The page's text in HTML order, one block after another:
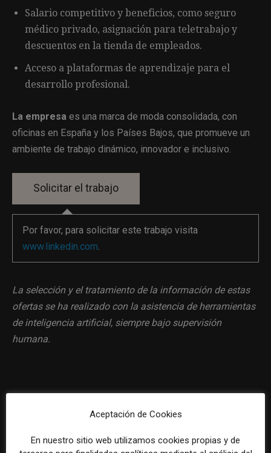
Salario competitivo y beneficios, como seguro
médico privado, asignación para teletrabajo y
descuentos en la tienda de empleados.
Acceso a plataformas de aprendizaje para el
desarrollo profesional.
La empresa es una marca de moda consolidada, con
oficinas en España y los Países Bajos, que promueve un
ambiente de trabajo dinámico, innovador e inclusivo.
Por favor, para solicitar este trabajo visita
www.linkedin.com.
La selección y el tratamiento de la información de estas
ofertas se ha realizado con la asistencia de herramientas
de inteligencia artificial, siempre bajo supervisión
humana.
Estratega de contenido para
Semrush
Aceptación de Cookies
En nuestro sitio web utilizamos cookies propias y de